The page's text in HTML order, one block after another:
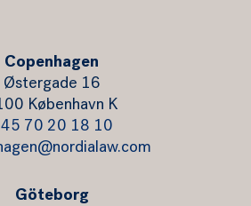
Copenhagen
Østergade 16
København K
70 20 18 10
Göteborg